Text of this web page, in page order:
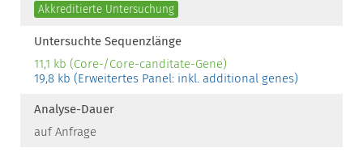
Akkreditierte Untersuchung
Untersuchte Sequenzlänge
11,1 kb (Core-/Core-canditate-Gene)
19,8 kb (Erweitertes Panel: inkl. additional genes)
Analyse-Dauer
auf Anfrage